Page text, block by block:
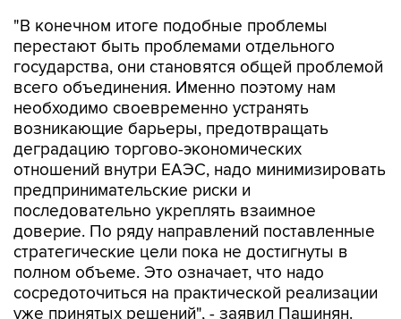
"В конечном итоге подобные проблемы
перестают быть проблемами отдельного
государства, они становятся общей проблемой
всего объединения. Именно поэтому нам
необходимо своевременно устранять
возникающие барьеры, предотвращать
деградацию торгово-экономических
отношений внутри ЕАЭС, надо минимизировать
предпринимательские риски и
последовательно укреплять взаимное
доверие. По ряду направлений поставленные
стратегические цели пока не достигнуты в
полном объеме. Это означает, что надо
сосредоточиться на практической реализации
уже принятых решений", - заявил Пашинян.